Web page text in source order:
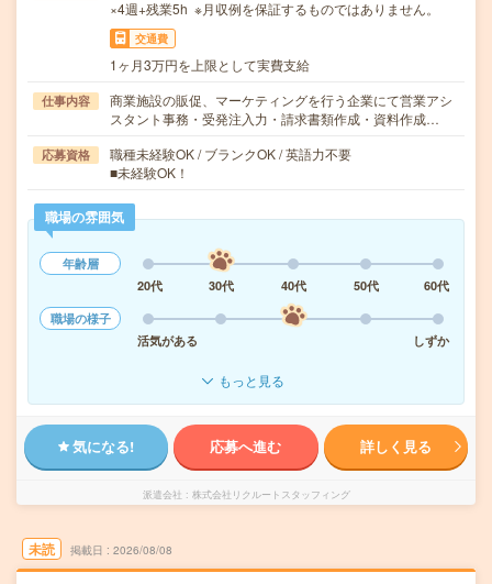
×4週+残業5h ※月収例を保証するものではありません。
交通費
1ヶ月3万円を上限として実費支給
仕事内容
商業施設の販促、マーケティングを行う企業にて営業アシ
スタント事務・受発注入力・請求書類作成・資料作成…
応募資格
職種未経験OK / ブランクOK / 英語力不要
■未経験OK！
職場の雰囲気
年齢層
20代
30代 40代 50代
60代
職場の様子
活気がある
しずか
もっと見る
気になる! 応募へ進む 詳しく見る
派遣会社 株式会社リクルートスタッフィング
未読 掲載日 2026/08/08